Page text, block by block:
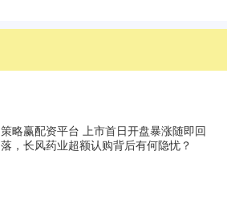
策略赢配资平台 上市首日开盘暴涨随即回
落，长风药业超额认购背后有何隐忧？